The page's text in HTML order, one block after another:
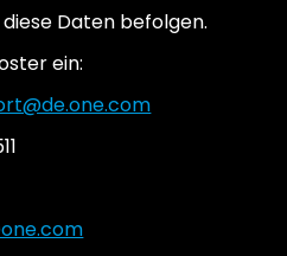
Daten befolgen.
ein: